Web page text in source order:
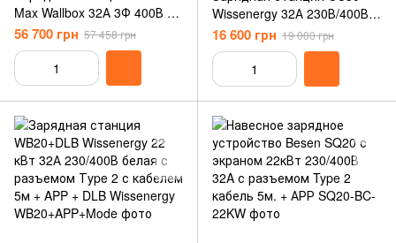
Max Wallbox 32А 3Ф 400В 22
кВт черная с разъемом
Тype 2 с кабелем 5м PLP4-
2-4-9-002
56 700 грн 57 458 грн
Wissenergy 32А 230В/400В
22 кВт белая с розеткой
Тype 2 + APP
16 600 грн 19 000 грн